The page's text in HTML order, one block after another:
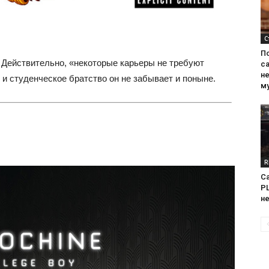
«некоторые карьеры не требуют
братство он не забывает и поныне.